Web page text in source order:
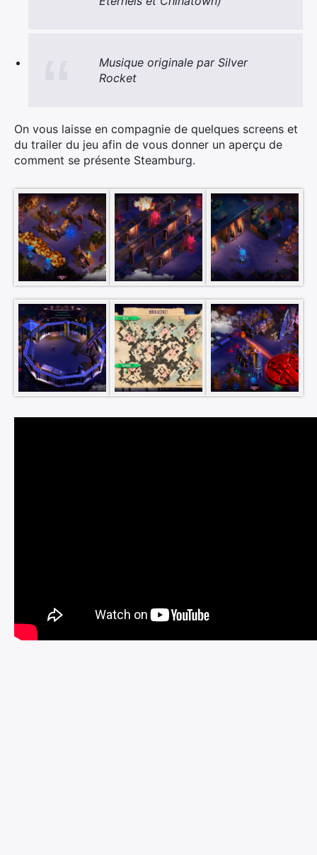
Musique originale par Silver
Rocket
On vous laisse en compagnie de quelques screens et
du trailer du jeu afin de vous donner un aperçu de
comment se présente Steamburg.